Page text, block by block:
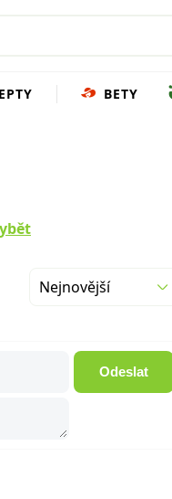
BETY
Nejnovější
Odeslat